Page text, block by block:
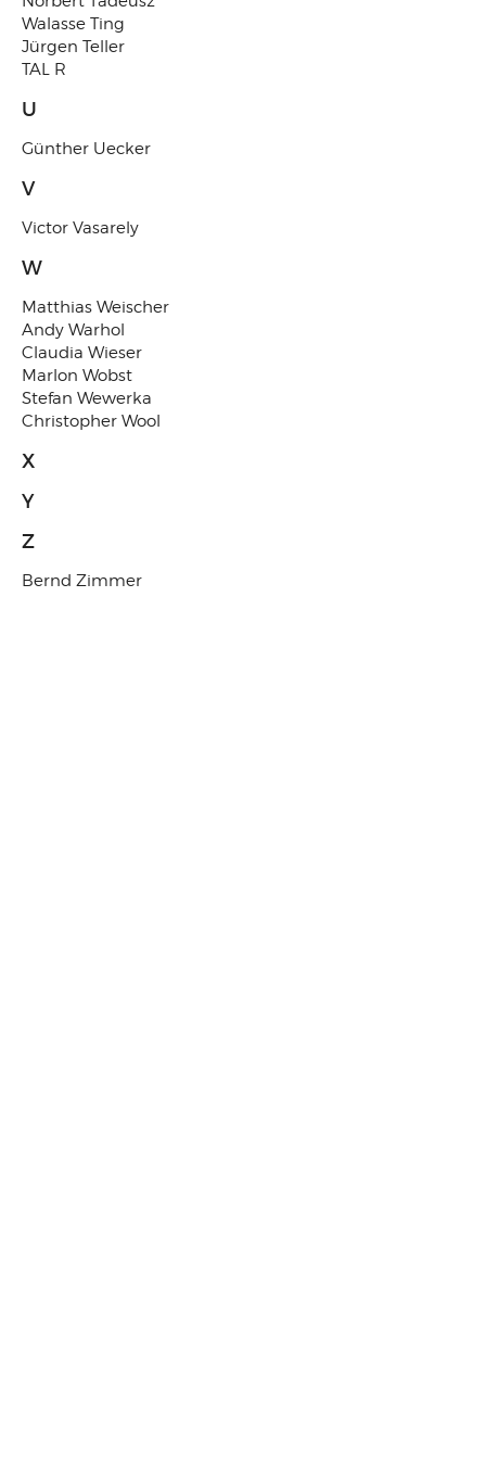
Walasse Ting
Jürgen Teller
TAL R
U
Günther Uecker
V
Victor Vasarely
W
Matthias Weischer
Andy Warhol
Claudia Wieser
Marlon Wobst
Stefan Wewerka
Christopher Wool
X
Y
Z
Bernd Zimmer